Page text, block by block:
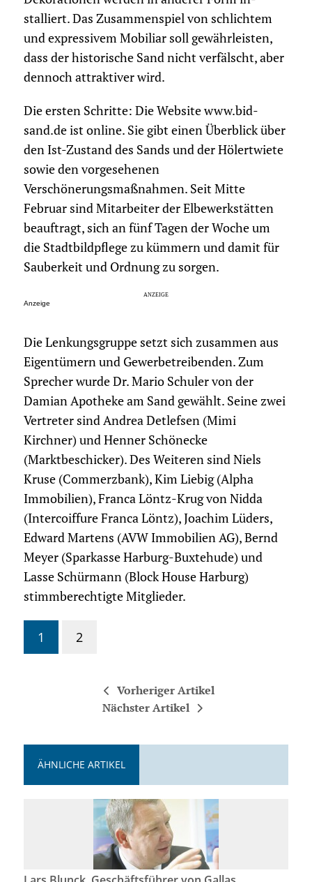
stalliert. Das Zusammenspiel von schlichtem
und expressivem Mobiliar soll gewährleisten,
dass der historische Sand nicht verfälscht, aber
dennoch attraktiver wird.
Die ersten Schritte: Die Website www.bid-
sand.de ist online. Sie gibt einen Überblick über
den Ist-Zustand des Sands und der Hölertwiete
sowie den vorgesehenen
Verschönerungsmaßnahmen. Seit Mitte
Februar sind Mitarbeiter der Elbewerkstätten
beauftragt, sich an fünf Tagen der Woche um
die Stadtbildpflege zu kümmern und damit für
Sauberkeit und Ordnung zu sorgen.
Anzeige
Die Lenkungsgruppe setzt sich zusammen aus
Eigentümern und Gewerbetreibenden. Zum
Sprecher wurde Dr. Mario Schuler von der
Damian Apotheke am Sand gewählt. Seine zwei
Vertreter sind Andrea Detlefsen (Mimi
Kirchner) und Henner Schönecke
(Marktbeschicker). Des Weiteren sind Niels
Kruse (Commerzbank), Kim Liebig (Alpha
Immobilien), Franca Löntz-Krug von Nidda
(Intercoiffure Franca Löntz), Joachim Lüders,
Edward Martens (AVW Immobilien AG), Bernd
Meyer (Sparkasse Harburg-Buxtehude) und
Lasse Schürmann (Block House Harburg)
stimmberechtigte Mitglieder.
1 2
Vorheriger Artikel
Nächster Artikel
ÄHNLICHE ARTIKEL